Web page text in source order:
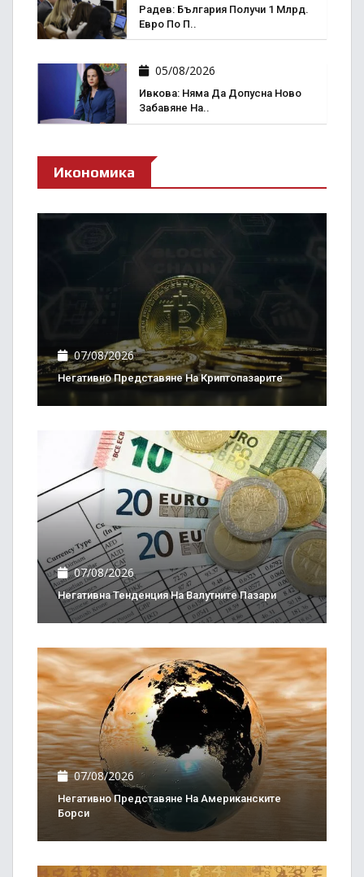
Радев: България Получи 1 Млрд.
Евро По П..
05/08/2026
Ивкова: Няма Да Допусна Ново
Забавяне На..
Икономика
07/08/2026
Негативно Представяне На Криптопазарите
07/08/2026
Негативна Тенденция На Валутните Пазари
07/08/2026
Негативно Представяне На Американските
Борси